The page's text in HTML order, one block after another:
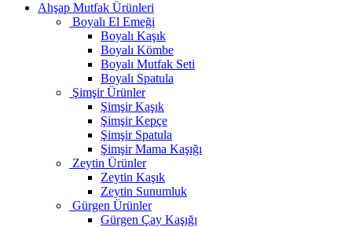
Ahşap Mutfak Ürünleri
Boyalı El Emeği
Boyalı Kaşık
Boyalı Kömbe
Boyalı Mutfak Seti
Boyalı Spatula
Şimşir Ürünler
Şimşir Kaşık
Şimşir Kepçe
Şimşir Spatula
Şimşir Mama Kaşığı
Zeytin Ürünler
Zeytin Kaşık
Zeytin Sunumluk
Gürgen Ürünler
Gürgen Çay Kaşığı